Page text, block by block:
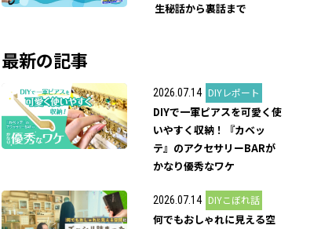
生秘話から裏話まで
最新の記事
2026.07.14 DIYレポート
DIYで一軍ピアスを可愛く使
いやすく収納！『カベッ
テ』のアクセサリーBARが
かなり優秀なワケ
2026.07.14 DIYこぼれ話
何でもおしゃれに見える空